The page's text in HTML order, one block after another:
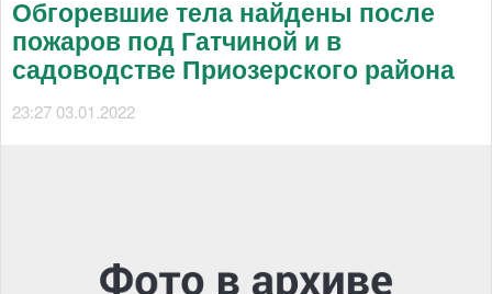
Обгоревшие тела найдены после
пожаров под Гатчиной и в
садоводстве Приозерского района
23:27 03.01.2022